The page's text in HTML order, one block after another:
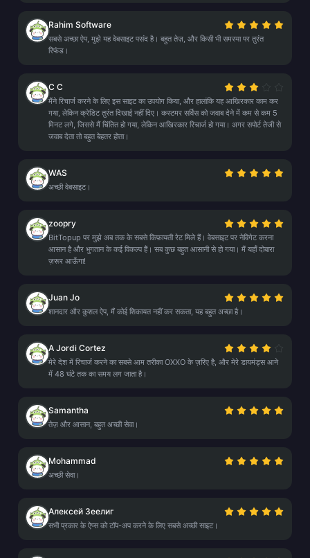
Rahim Software
सबसे अच्छा ऐप, मुझे यह वेबसाइट पसंद है। बहुत तेज़, और किसी भी समस्या पर तुरंत
रिफंड।
C C
मैंने रिचार्ज करने के लिए इस साइट का उपयोग किया, और हालांकि यह आखिरकार काम कर
गया, लेकिन क्रेडिट तुरंत दिखाई नहीं दिए। कस्टमर सर्विस को जवाब देने में कम से कम 5
मिनट लगे, जिससे मैं चिंतित हो गया, लेकिन आखिरकार रिचार्ज हो गया। अगर सपोर्ट तेजी से
जवाब देता तो बहुत बेहतर होता।
WAS
अच्छी वेबसाइट।
zoopry
BitTopup पर मुझे अब तक के सबसे किफ़ायती रेट मिले हैं। वेबसाइट पर नेविगेट करना
आसान है और भुगतान के कई विकल्प हैं। सब कुछ बहुत आसानी से हो गया। मैं यहाँ दोबारा
ज़रूर आऊँगा!
Juan Jo
शानदार और कुशल ऐप, मैं कोई शिकायत नहीं कर सकता, यह बहुत अच्छा है।
A Jordi Cortez
मेरे देश में रिचार्ज करने का सबसे आम तरीका OXXO के ज़रिए है, और मेरे डायमंड्स आने
में 48 घंटे तक का समय लग जाता है।
Samantha
तेज़ और आसान, बहुत अच्छी सेवा।
Mohammad
अच्छी सेवा।
Алексей Зеелиг
सभी प्रकार के ऐप्स को टॉप-अप करने के लिए सबसे अच्छी साइट।